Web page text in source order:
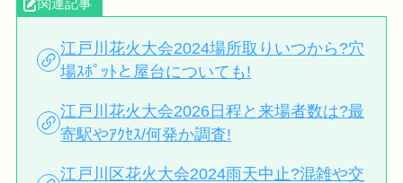
関連記事
江戸川花火大会2024場所取りいつから?穴
場ｽﾎﾟｯﾄと屋台についても!
江戸川花火大会2026日程と来場者数は?最
寄駅やｱｸｾｽ/何発か調査!
江戸川区花火大会2024雨天中止?混雑や交